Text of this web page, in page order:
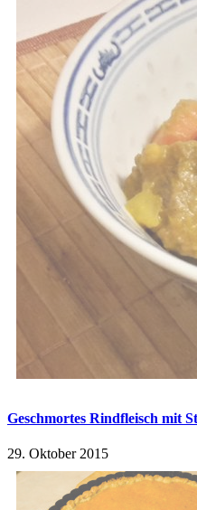
Geschmortes Rindfleisch mit
29. Oktober 2015